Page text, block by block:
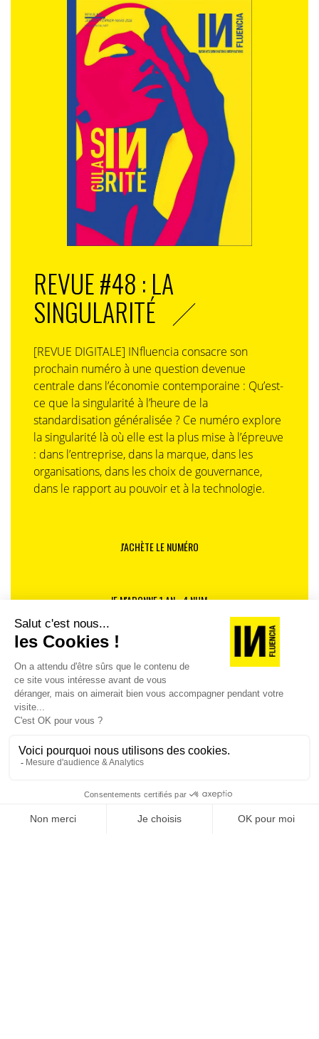
REVUE #48 : LA
SINGULARITÉ
[REVUE DIGITALE] INfluencia consacre son
prochain numéro à une question devenue
centrale dans l’économie contemporaine : Qu’est-
ce que la singularité à l’heure de la
standardisation généralisée ? Ce numéro explore
la singularité là où elle est la plus mise à l’épreuve
: dans l’entreprise, dans la marque, dans les
organisations, dans les choix de gouvernance,
dans le rapport au pouvoir et à la technologie.
J'ACHÈTE LE NUMÉRO
JE M'ABONNE 1 AN - 4 NUM.
JE DÉCOUVRE LES NUMÉROS PRÉCÉDENTS
Je suis déjà abonné(e) :je consulte la revue en